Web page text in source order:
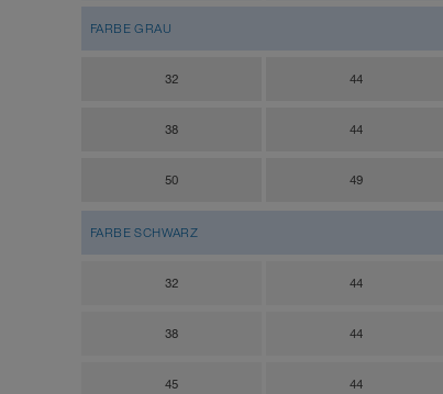
FARBE GRAU
32 44
38 44
50 49
FARBE SCHWARZ
32 44
38 44
45 44